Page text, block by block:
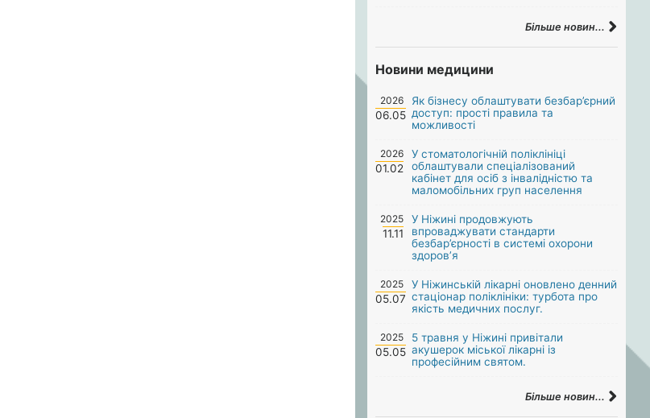
Більше новин...
Новини медицини
2026
06.05
Як бізнесу облаштувати безбар’єрний
доступ: прості правила та
можливості
2026
01.02
У стоматологічній поліклініці
облаштували спеціалізований
кабінет для осіб з інвалідністю та
маломобільних груп населення
2025
11.11
У Ніжині продовжують
впроваджувати стандарти
безбар’єрності в системі охорони
здоров’я
2025
05.07
У Ніжинській лікарні оновлено денний
стаціонар поліклініки: турбота про
якість медичних послуг.
2025
05.05
5 травня у Ніжині привітали
акушерок міської лікарні із
професійним святом.
Більше новин...